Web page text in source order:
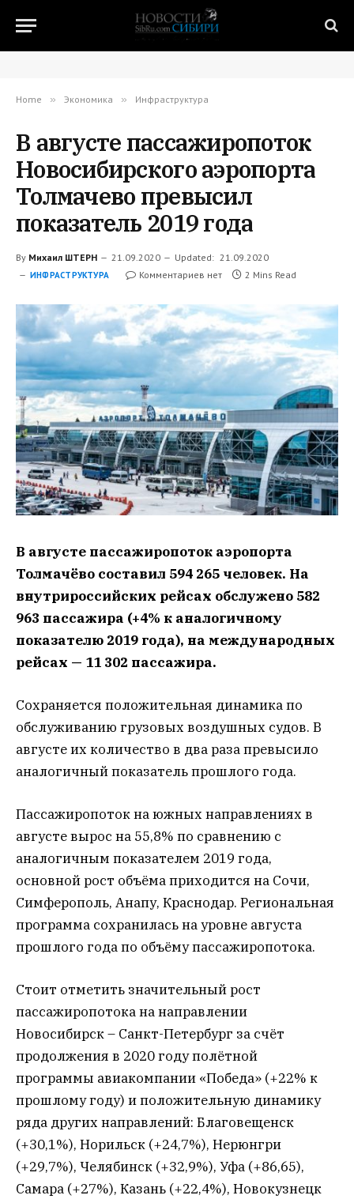
Home » Экономика » Инфраструктура
В августе пассажиропоток
Новосибирского аэропорта
Толмачево превысил
показатель 2019 года
By Михаил ШТЕРН 21.09.2020 Updated: 21.09.2020
ИНФРАСТРУКТУРА Комментариев нет 2 Mins Read
В августе пассажиропоток аэропорта
Толмачёво составил 594 265 человек. На
внутрироссийских рейсах обслужено 582
963 пассажира (+4% к аналогичному
показателю 2019 года), на международных
рейсах — 11 302 пассажира.
Сохраняется положительная динамика по
обслуживанию грузовых воздушных судов. В
августе их количество в два раза превысило
аналогичный показатель прошлого года.
Пассажиропоток на южных направлениях в
августе вырос на 55,8% по сравнению с
аналогичным показателем 2019 года,
основной рост объёма приходится на Сочи,
Симферополь, Анапу, Краснодар. Региональная
программа сохранилась на уровне августа
прошлого года по объёму пассажиропотока.
Стоит отметить значительный рост
пассажиропотока на направлении
Новосибирск – Санкт-Петербург за счёт
продолжения в 2020 году полётной
программы авиакомпании «Победа» (+22% к
прошлому году) и положительную динамику
ряда других направлений: Благовещенск
(+30,1%), Норильск (+24,7%), Нерюнгри
(+29,7%), Челябинск (+32,9%), Уфа (+86,65),
Самара (+27%), Казань (+22,4%), Новокузнецк